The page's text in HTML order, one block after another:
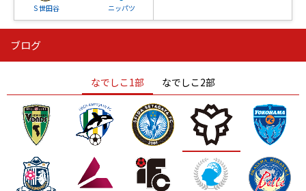
Ｓ世田谷 ニッパツ
ニッパツ
ニッパツ 名古屋
石人の星
静岡 愛媛Ｌ
ブログ
なでしこ1部 なでしこ2部